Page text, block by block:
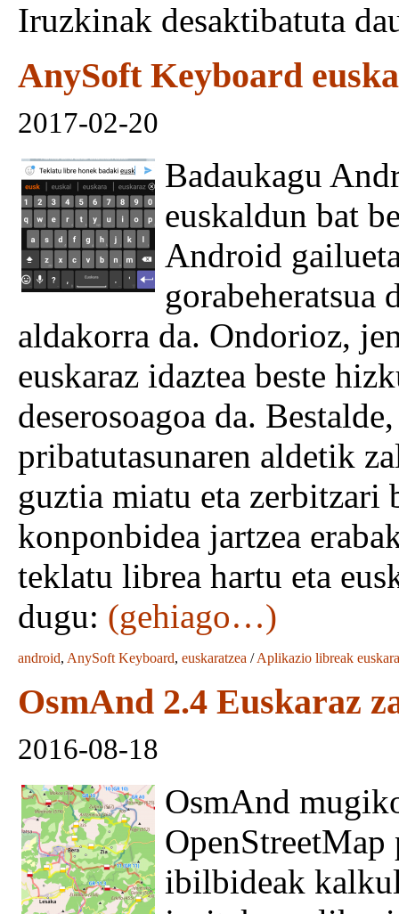
Iruzkinak desaktibatuta
AnySoft Keyboard
2017-02-20
Badaukagu
euskaldun bat
Android
gorabeheratsua
aldakorra da. Ondorioz,
euskaraz idaztea beste
deserosoagoa da.
pribatutasunaren aldetik
guztia miatu eta
konponbidea jartzea
teklatu librea hartu eta
dugu: (gehiago…)
android, AnySoft Keyboard, euskaratzea /Aplikazio libreak
OsmAnd 2.4 Euskaraz
2016-08-18
OsmAnd
ibilbideak